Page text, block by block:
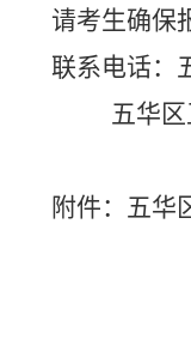
请考生确保
联系电话：
五华区卫
附件： 五华